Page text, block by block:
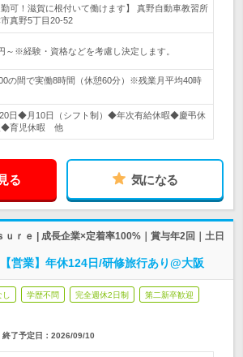
勤可！滋賀に根付いて働けます】 真野自動車教習所
真野5丁目20-52
～※経験・資格などを考慮し決定します。
の間で実働8時間（休憩60分）※残業月平均40時
日◆月10日（シフト制）◆年次有給休暇◆慶弔休
◆育児休暇 他
る 気になる
ｒｅ | 成長企業×定着率100%｜賞与年2回｜土日
営業】年休124日/研修旅行あり@大阪
し 学歴不問 完全週休2日制 第二新卒歓迎
終了予定日： 2026/09/10